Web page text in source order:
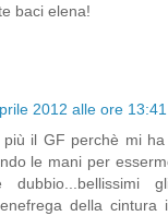
baci elena!
2012 alle ore 13:41
il GF perchè mi
le mani per
dubbio...bellissimi
della cintura